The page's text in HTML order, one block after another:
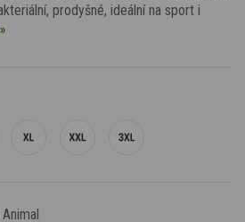
prodyšné, ideální na sport i
»